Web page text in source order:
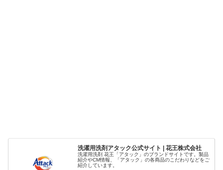
洗濯用洗剤アタック公式サイト | 花王株式会社
洗濯用洗剤 花王「アタック」のブランドサイトです。製品
紹介やCM情報、「アタック」の各商品のこだわりなどをご
紹介しています。